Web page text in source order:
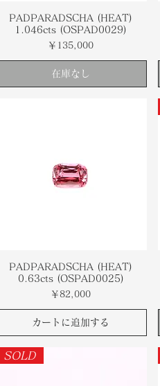
PADPARADSCHA (HEAT)
1.046cts (OSPAD0029)
価格
￥135,000
在庫なし
PADPARADSCHA (HEAT)
0.63cts (OSPAD0025)
価格
￥82,000
カートに追加する
SOLD